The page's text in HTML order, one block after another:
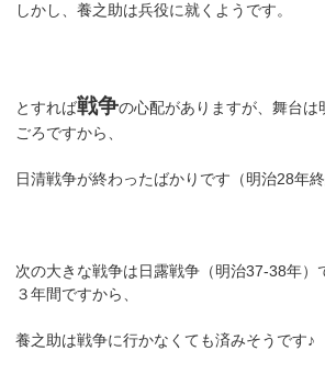
しかし、養之助は兵役に就くようです。
とすれば戦争の心配がありますが、舞台は
ごろですから、
日清戦争が終わったばかりです（明治28年終
次の大きな戦争は日露戦争（明治37-38年）
３年間ですから、
養之助は戦争に行かなくても済みそうです♪